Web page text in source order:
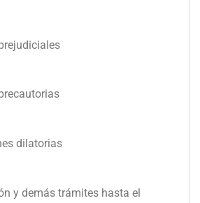
dilatorias
y demás trámites hasta el